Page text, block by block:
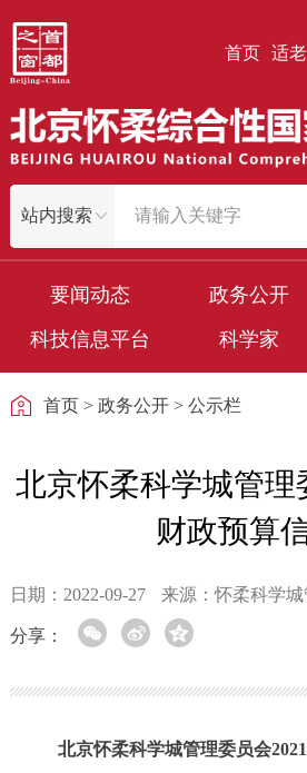
首页 适
要闻动态 政务公开
科技信息平台
科学家
首页> 政务公开> 公示栏
北京怀柔科学城管理
财政预算
日期：2022-09-27 来源：怀柔科学城
分享：
北京怀柔科学城管理委员会